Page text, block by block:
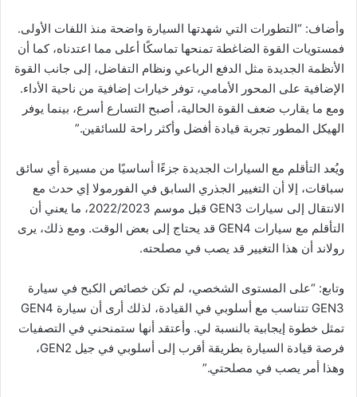
وأضاف: “التطورات التي شهدتها السيارة واضحة منذ اللفات الأولى.
فمستويات القوة الضاغطة تمنحها تماسكًا أعلى مما اعتدناه، كما أن
الأنظمة الجديدة مثل الدفع الرباعي ونظام التفاضل، إلى جانب القوة
الإضافية على المحور الأمامي، توفر خيارات إضافية من ناحية الأداء.
ومع ما يقارب ضعف القوة الحالية، أصبح التسارع أسرع، بينما يوفر
الهيكل المطور تجربة قيادة أفضل وأكثر راحة للسائقين.”
ويُعد التأقلم مع السيارات الجديدة جزءًا أساسيًا من مسيرة أي سائق
سباقات، إلا أن التغيير الجذري السابق في الفورمولا إي حدث مع
الانتقال إلى سيارات GEN3 قبل موسم 2022/2023، ما يعني أن
التأقلم مع سيارات GEN4 قد يحتاج إلى بعض الوقت. ومع ذلك، يرى
رولاند أن هذا التغيير قد يصب في مصلحته.
وتابع: “على المستوى الشخصي، لم تكن خصائص الكبح في سيارة
GEN3 تتناسب مع أسلوبي في القيادة، لذلك أرى أن سيارة GEN4
تمثل خطوة إيجابية بالنسبة لي. وأعتقد أنها ستمنحني في التصفيات
فرصة قيادة السيارة بطريقة أقرب إلى أسلوبي في جيل GEN2،
وهذا أمر يصب في مصلحتي.”